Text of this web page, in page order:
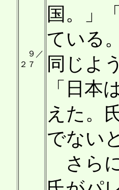
９／
２７
国。」
ている
同じよ
「日本
えた。
でない
さら